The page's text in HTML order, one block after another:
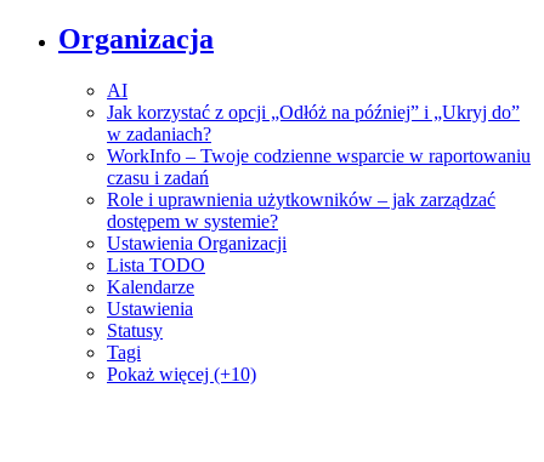
Organizacja
AI
Jak korzystać z opcji „Odłóż na później” i „Ukryj do”
w zadaniach?
WorkInfo – Twoje codzienne wsparcie w raportowaniu
czasu i zadań
Role i uprawnienia użytkowników – jak zarządzać
dostępem w systemie?
Ustawienia Organizacji
Lista TODO
Kalendarze
Ustawienia
Statusy
Tagi
Pokaż więcej (+10)